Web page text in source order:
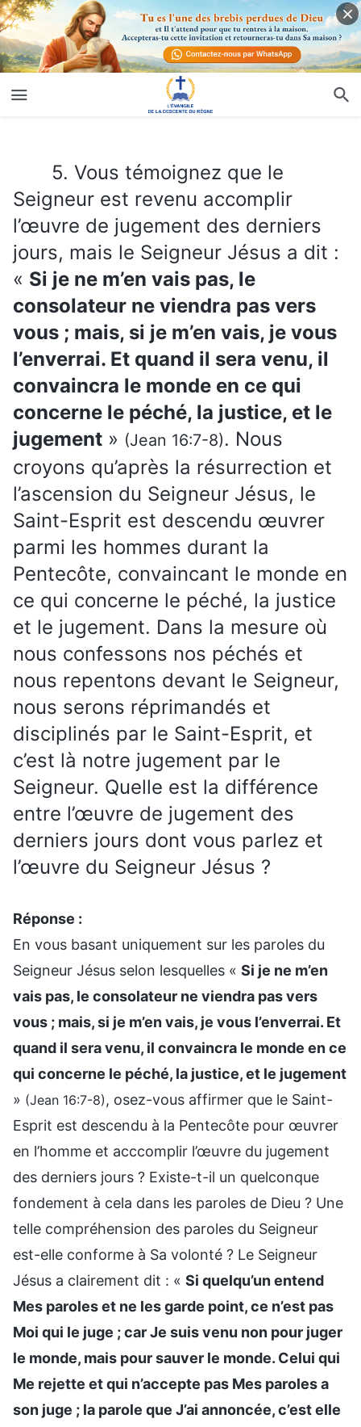
5. Vous témoignez que le
Seigneur est revenu accomplir
l’œuvre de jugement des derniers
jours, mais le Seigneur Jésus a dit :
« Si je ne m’en vais pas, le
consolateur ne viendra pas vers
vous ; mais, si je m’en vais, je vous
l’enverrai. Et quand il sera venu, il
convaincra le monde en ce qui
concerne le péché, la justice, et le
jugement » (Jean 16:7-8). Nous
croyons qu’après la résurrection et
l’ascension du Seigneur Jésus, le
Saint-Esprit est descendu œuvrer
parmi les hommes durant la
Pentecôte, convaincant le monde en
ce qui concerne le péché, la justice
et le jugement. Dans la mesure où
nous confessons nos péchés et
nous repentons devant le Seigneur,
nous serons réprimandés et
disciplinés par le Saint-Esprit, et
c’est là notre jugement par le
Seigneur. Quelle est la différence
entre l’œuvre de jugement des
derniers jours dont vous parlez et
l’œuvre du Seigneur Jésus ?
Réponse :
En vous basant uniquement sur les paroles du
Seigneur Jésus selon lesquelles « Si je ne m’en
vais pas, le consolateur ne viendra pas vers
vous ; mais, si je m’en vais, je vous l’enverrai. Et
quand il sera venu, il convaincra le monde en ce
qui concerne le péché, la justice, et le jugement
» (Jean 16:7-8) , osez-vous affirmer que le Saint-
Esprit est descendu à la Pentecôte pour œuvrer
en l’homme et acccomplir l’œuvre du jugement
des derniers jours ? Existe-t-il un quelconque
fondement à cela dans les paroles de Dieu ? Une
telle compréhension des paroles du Seigneur
est-elle conforme à Sa volonté ? Le Seigneur
Jésus a clairement dit : « Si quelqu’un entend
Mes paroles et ne les garde point, ce n’est pas
Moi qui le juge ; car Je suis venu non pour juger
le monde, mais pour sauver le monde. Celui qui
Me rejette et qui n’accepte pas Mes paroles a
son juge ; la parole que J’ai annoncée, c’est elle